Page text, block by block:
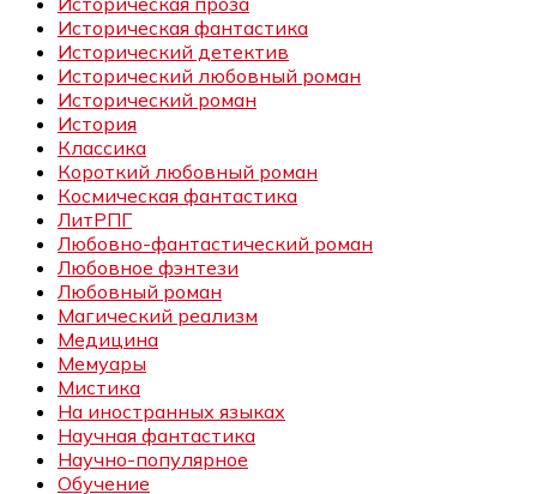
Историческая фантастика
Исторический детектив
Исторический любовный роман
Исторический роман
История
Классика
Короткий любовный роман
Космическая фантастика
ЛитРПГ
Любовно-фантастический роман
Любовное фэнтези
Любовный роман
Магический реализм
Медицина
Мемуары
Мистика
На иностранных языках
Научная фантастика
Научно-популярное
Обучение